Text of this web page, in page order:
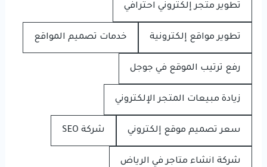
تطوير متجر إلكتروني احترافي
تطوير مواقع إلكترونية خدمات تصميم المواقع
رفع ترتيب الموقع في جوجل
زيادة مبيعات المتجر الإلكتروني
سعر تصميم موقع إلكتروني شركة SEO
شركة انشاء متاجر في الرياض